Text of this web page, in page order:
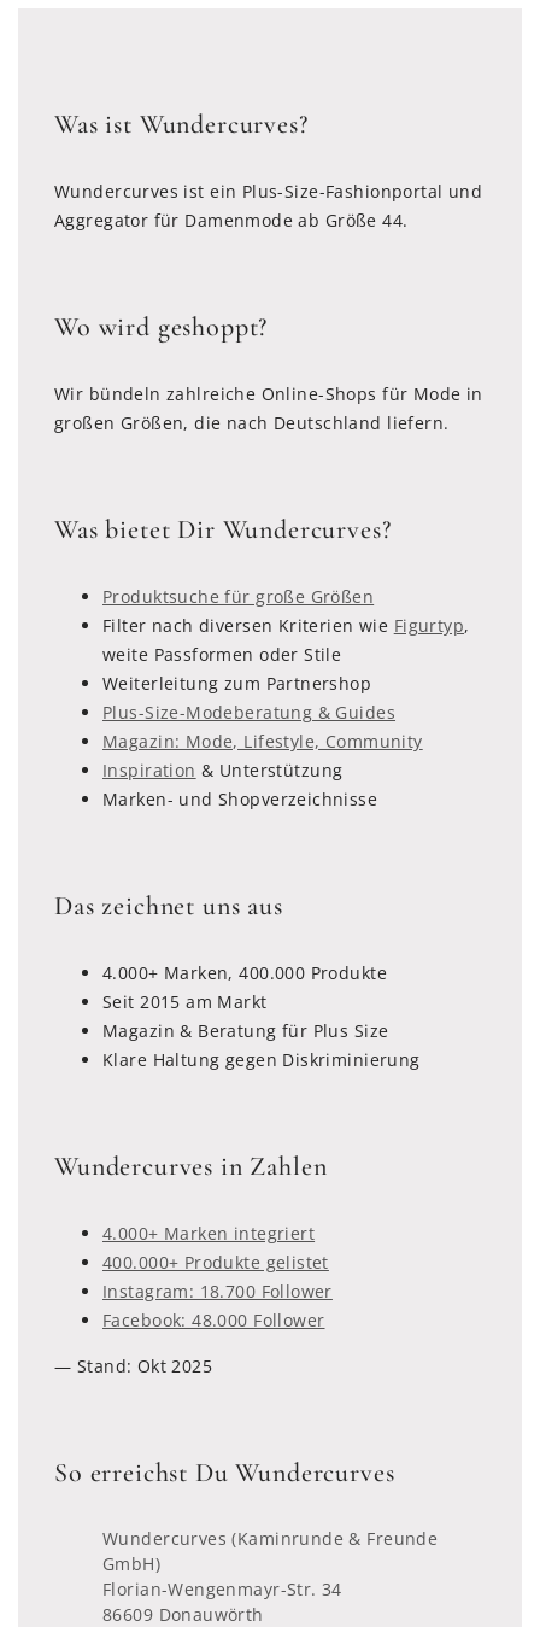
Was ist Wundercurves?
Wundercurves ist ein Plus-Size-Fashionportal und
Aggregator für Damenmode ab Größe 44.
Wo wird geshoppt?
Wir bündeln zahlreiche Online-Shops für Mode in
großen Größen, die nach Deutschland liefern.
Was bietet Dir Wundercurves?
Produktsuche für große Größen
Filter nach diversen Kriterien wie Figurtyp,
weite Passformen oder Stile
Weiterleitung zum Partnershop
Plus-Size-Modeberatung & Guides
Magazin: Mode, Lifestyle, Community
Inspiration & Unterstützung
Marken- und Shopverzeichnisse
Das zeichnet uns aus
4.000+ Marken, 400.000 Produkte
Seit 2015 am Markt
Magazin & Beratung für Plus Size
Klare Haltung gegen Diskriminierung
Wundercurves in Zahlen
4.000+ Marken integriert
400.000+ Produkte gelistet
Instagram: 18.700 Follower
Facebook: 48.000 Follower
— Stand: Okt 2025
So erreichst Du Wundercurves
Wundercurves (Kaminrunde & Freunde
GmbH)
Florian-Wengenmayr-Str. 34
86609 Donauwörth